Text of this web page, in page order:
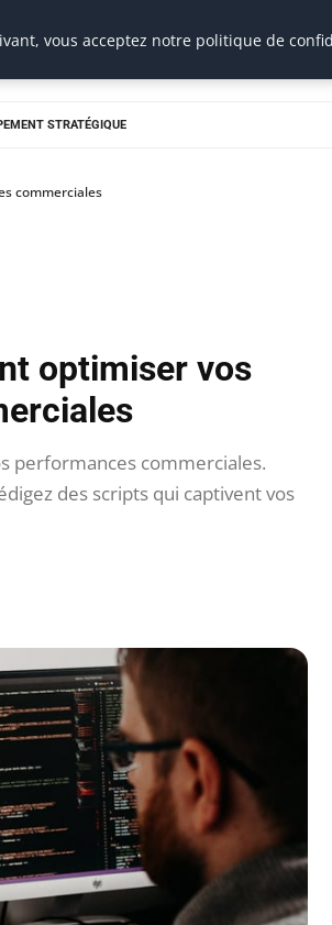
STRATÉGIQUE
commerciales
optimiser vos
performances commerciales.
des scripts qui captivent vos
vous acceptez notre politique de